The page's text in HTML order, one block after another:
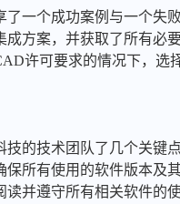
了一个成功案例与一个失
成方案，并获取了所有必
许可要求的情况下，选
技的技术团队了几个关键
保所有使用的软件版本及
读并遵守所有相关软件的使